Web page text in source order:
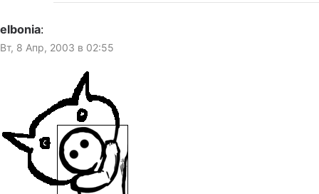
elbonia:
Вт, 8 Апр, 2003 в 02:55